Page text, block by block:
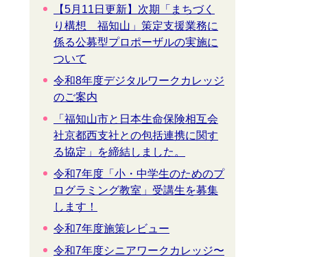
【5月11日更新】次期「まちづく
り構想 福知山」策定支援業務に
係る公募型プロポーザルの実施に
ついて
令和8年度デジタルワークカレッジ
のご案内
「福知山市と日本生命保険相互会
社京都西支社との包括連携に関す
る協定」を締結しました。
令和7年度「小・中学生のためのプ
ログラミング教室」受講生を募集
します！
令和7年度施策レビュー
令和7年度シニアワークカレッジ〜